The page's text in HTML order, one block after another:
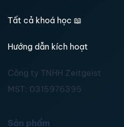
Tất cả khoá học 📖
Hướng dẫn kích hoạt
Công ty TNHH Zeitgeist
MST: 0315976395
Sản phẩm